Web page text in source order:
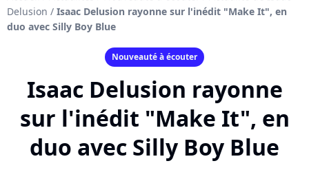
Delusion / Isaac Delusion rayonne sur l'inédit "Make It", en
duo avec Silly Boy Blue
Nouveauté à écouter
Isaac Delusion rayonne
sur l'inédit "Make It", en
duo avec Silly Boy Blue